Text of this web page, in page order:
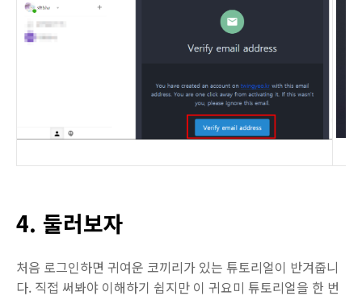
4. 둘러보자
처음 로그인하면 귀여운 코끼리가 있는 튜토리얼이 반겨줍니
다. 직접 써봐야 이해하기 쉽지만 이 귀요미 튜토리얼을 한 번